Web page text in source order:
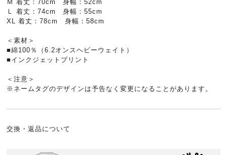
Ｍ 着丈：70cm 身幅：52cm
Ｌ 着丈：74cm 身幅：55cm
XL 着丈：78cm 身幅：58cm
＜素材＞
■綿100％（6.2オンスヘビーウェイト）
■インクジェットプリント
＜注意＞
※ネームタグのデザインは予告なく変更になることがあります。
交換・返品について